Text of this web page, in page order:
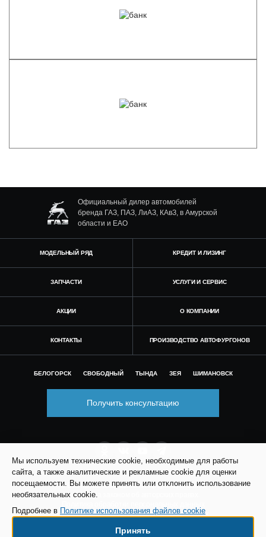
Официальный дилер автомобилей
бренда ГАЗ, ПАЗ, ЛиАЗ, КАвЗ, в Амурской
области и ЕАО
МОДЕЛЬНЫЙ РЯД КРЕДИТ И ЛИЗИНГ
ЗАПЧАСТИ УСЛУГИ И СЕРВИС
АКЦИИ О КОМПАНИИ
КОНТАКТЫ ПРОИЗВОДСТВО АВТОФУРГОНОВ
БЕЛОГОРСК СВОБОДНЫЙ ТЫНДА ЗЕЯ ШИМАНОВСК
Получить консультацию
© Все права защищены. Информация сайта
защищена законом об авторских правах.
Согласие на обработку персональных данных
Согласие на рекламно-информационные
Мы используем технические cookie, необходимые для работы
сайта, а также аналитические и рекламные cookie для оценки
посещаемости. Вы можете принять или отклонить использование
необязательных cookie.
Подробнее в Политике использования файлов cookie
Принять